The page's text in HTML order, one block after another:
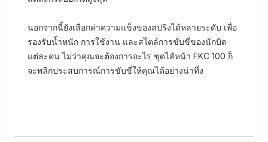
นอกจากนี้ยังเลือกค่าความแข็งของสปริงได้หลายระดับ เพื่อ
รองรับน้ำหนัก การใช้งาน และสไตล์การขับขี่ของนักบิด
แต่ละคน ไม่ว่าคุณจะต้องการอะไร ชุดไส้หน้า FKC 100 ก็
จะพลิกประสบการณ์การขับขี่ให้คุณได้อย่างน่าทึ่ง